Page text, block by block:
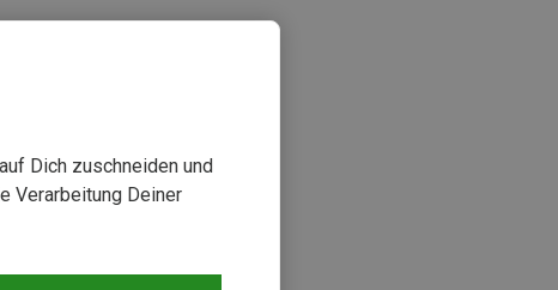
Dich zuschneiden und
Verarbeitung Deiner